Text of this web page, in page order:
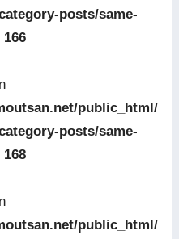
posts/same-
166
public_html/
posts/same-
168
public_html/